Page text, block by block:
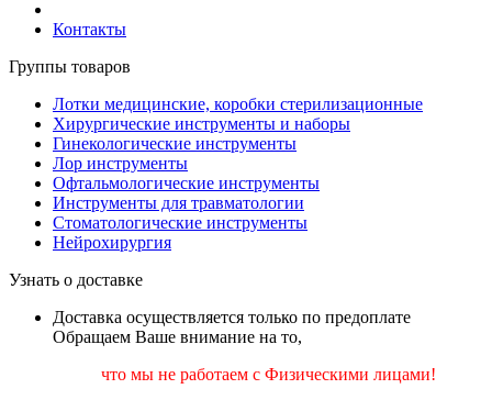
Контакты
Группы товаров
Лотки медицинские, коробки стерилизационные
Хирургические инструменты и наборы
Гинекологические инструменты
Лор инструменты
Офтальмологические инструменты
Инструменты для травматологии
Стоматологические инструменты
Нейрохирургия
Узнать о доставке
Доставка осуществляется только по предоплате
Обращаем Ваше внимание на то,
что мы не работаем с Физическими лицами!